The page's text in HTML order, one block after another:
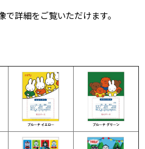
詳細をご覧いただけます。